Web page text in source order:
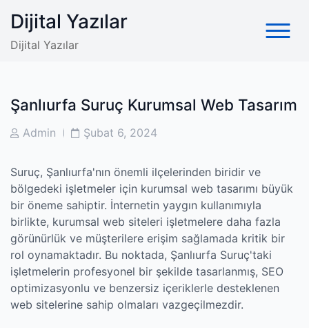
content
Dijital Yazılar
Dijital Yazılar
Şanlıurfa Suruç Kurumsal Web Tasarım
PostAdmin
PostŞubat 6, 2024
Suruç, Şanlıurfa'nın önemli ilçelerinden biridir ve
bölgedeki işletmeler için kurumsal web tasarımı büyük
bir öneme sahiptir. İnternetin yaygın kullanımıyla
birlikte, kurumsal web siteleri işletmelere daha fazla
görünürlük ve müşterilere erişim sağlamada kritik bir
rol oynamaktadır. Bu noktada, Şanlıurfa Suruç'taki
işletmelerin profesyonel bir şekilde tasarlanmış, SEO
optimizasyonlu ve benzersiz içeriklerle desteklenen
web sitelerine sahip olmaları vazgeçilmezdir.